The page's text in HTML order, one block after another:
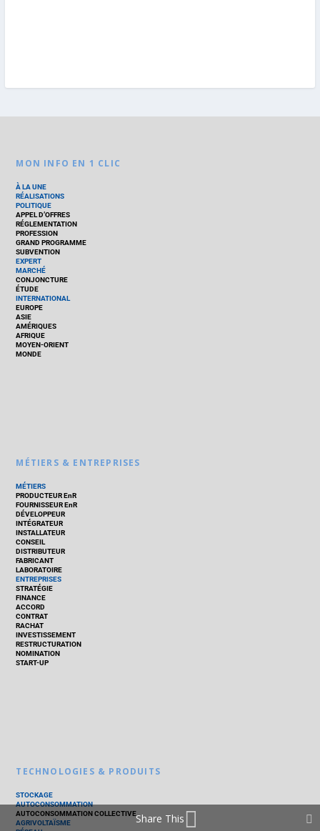
MON INFO EN 1 CLIC
À LA UNE
RÉALISATIONS
POLITIQUE
APPEL D’OFFRES
RÉGLEMENTATION
PROFESSION
GRAND PROGRAMME
SUBVENTION
EXPERT
MARCHÉ
CONJONCTURE
ÉTUDE
INTERNATIONAL
EUROPE
ASIE
AMÉRIQUES
AFRIQUE
MOYEN-ORIENT
MONDE
MÉTIERS & ENTREPRISES
MÉTIERS
PRODUCTEUR EnR
FOURNISSEUR EnR
DÉVELOPPEUR
INTÉGRATEUR
INSTALLATEUR
CONSEIL
DISTRIBUTEUR
FABRICANT
LABORATOIRE
ENTREPRISES
STRATÉGIE
FINANCE
ACCORD
CONTRAT
RACHAT
INVESTISSEMENT
RESTRUCTURATION
NOMINATION
START-UP
TECHNOLOGIES & PRODUITS
STOCKAGE
AUTOCONSOMMATION
AUTOCONSOMMATION COLLECTIVE
AGRIVOLTAÏSME
Share This